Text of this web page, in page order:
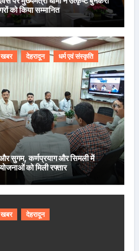
को किया सम्मानित
खबर देहरादून धर्म एवं संस्कृति
और सुगम, कर्णप्रयाग और सिमली में
को मिली रफ्तार
खबर देहरादून